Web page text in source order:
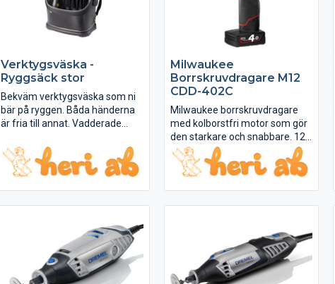
Verktygsväska -
Ryggsäck stor
Bekväm verktygsväska som ni
bär på ryggen. Båda händerna
är fria till annat. Vadderade
Hela väskan är tillverkad i
slitstarka material. Många fack
för verktyg och även hållare för
skruvdragare.
Milwaukee
Borrskruvdragare M12
CDD-402C
Milwaukee borrskruvdragare
med kolborstfri motor som gör
den starkare och snabbare. 12
volt batterier. Inbyggd LED-
lampa som lyser upp
arbetsytan.